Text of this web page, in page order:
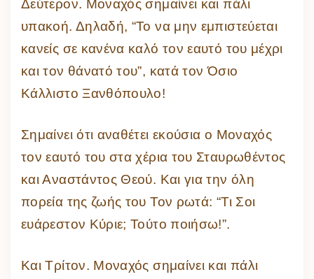
Δεύτερον. Μοναχός σημαίνει και πάλι
υπακοή. Δηλαδή, “Το να μην εμπιστεύεται
κανείς σε κανένα καλό τον εαυτό του μέχρι
και τον θάνατό του”, κατά τον Όσιο
Κάλλιστο Ξανθόπουλο!
Σημαίνει ότι αναθέτει εκούσια ο Μοναχός
τον εαυτό του στα χέρια του Σταυρωθέντος
και Αναστάντος Θεού. Και για την όλη
πορεία της ζωής του Τον ρωτά: “Τι Σοι
ευάρεστον Κύριε; Τούτο ποιήσω!”.
Και Τρίτον. Μοναχός σημαίνει και πάλι